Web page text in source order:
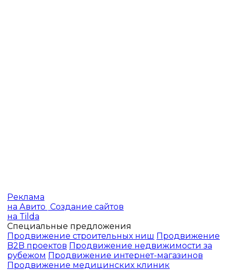
Реклама
на Авито Создание сайтов
на Tilda
Специальные предложения
Продвижение строительных ниш Продвижение
B2B проектов Продвижение недвижимости за
рубежом Продвижение интернет-магазинов
Продвижение медицинских клиник